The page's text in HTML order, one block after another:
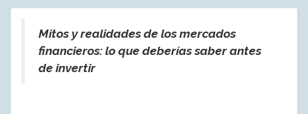
Mitos y realidades de los mercados
financieros: lo que deberías saber antes
de invertir